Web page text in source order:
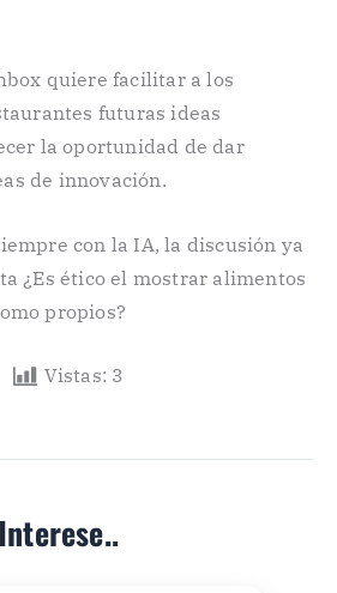
quiere facilitar a los
futuras ideas
la oportunidad de dar
de innovación.
con la IA, la discusión ya
¿Es ético el mostrar alimentos
propios?
Vistas: 3